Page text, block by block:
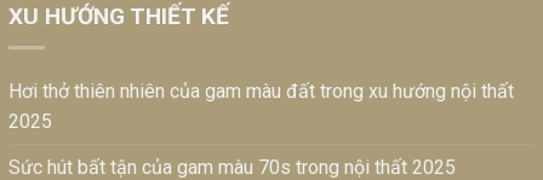
XU HƯỚNG THIẾT KẾ
Hơi thở thiên nhiên của gam màu đất trong xu hướng nội thất
2025
Sức hút bất tận của gam màu 70s trong nội thất 2025